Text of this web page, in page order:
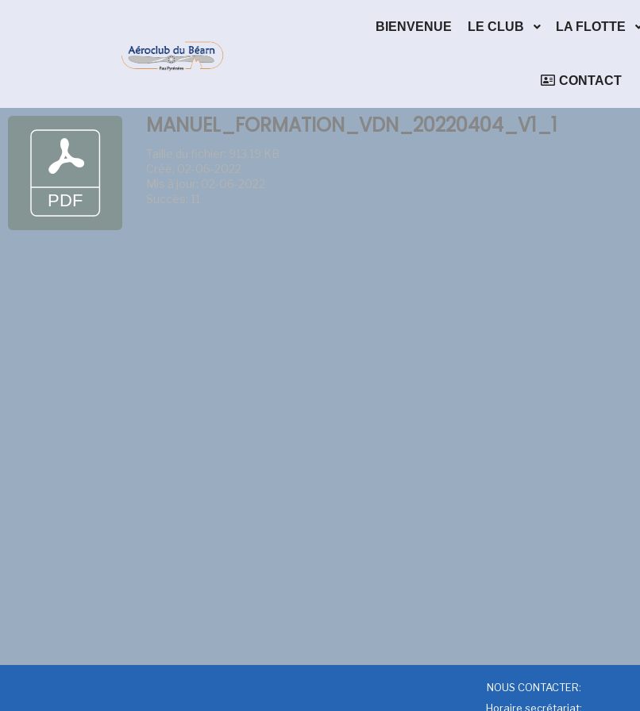
BIENVENUE LE CLUB LA FLOTTE
CONTACT
MANUEL_FORMATION_VDN_20220404_V1_1
Taille du fichier: 913.19 KB
Créé: 02-06-2022
Mis à jour: 02-06-2022
Succès: 11
NOUS CONTACTER:
Horaire secrétariat: